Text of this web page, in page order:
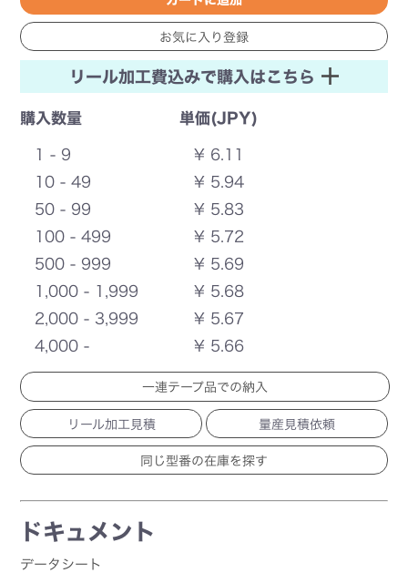
リール加工費込みで購入はこちら
購入数量 単価(JPY)
1 - 9
¥ 6.11
10 - 49
¥ 5.94
50 - 99
¥ 5.83
100 - 499
¥ 5.72
500 - 999
¥ 5.69
1,000 - 1,999
¥ 5.68
2,000 - 3,999
¥ 5.67
4,000 -
¥ 5.66
一連テープ品での納入
リール加工見積 量産見積依頼
ドキュメント
データシート